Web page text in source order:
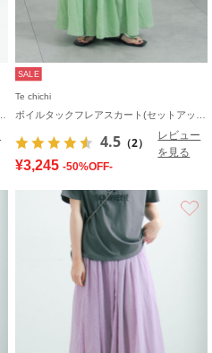
SALE
Te chichi
4.5 （2）
レビュー
を見る
¥3,245 -50%OFF-
お気に入り